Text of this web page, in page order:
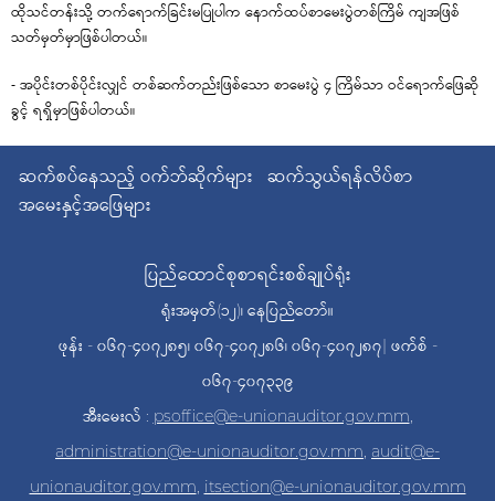
ထိုသင်တန်းသို့ တက်ရောက်ခြင်းမပြုပါက နောက်ထပ်စာမေးပွဲတစ်ကြိမ် ကျအဖြစ်
သတ်မှတ်မှာဖြစ်ပါတယ်။
- အပိုင်းတစ်ပိုင်းလျှင် တစ်ဆက်တည်းဖြစ်သော စာမေးပွဲ ၄ ကြိမ်သာ ဝင်ရောက်ဖြေဆို
ခွင့် ရရှိမှာဖြစ်ပါတယ်။
ဆက်စပ်နေသည့် ဝက်ဘ်ဆိုက်များ ဆက်သွယ်ရန်လိပ်စာ
အမေးနှင့်အဖြေများ
ပြည်ထောင်စုစာရင်းစစ်ချုပ်ရုံး
ရုံးအမှတ်(၁၂)၊ နေပြည်တော်။
ဖုန်း - ၀၆၇-၄၀၇၂၈၅၊ ၀၆၇-၄၀၇၂၈၆၊ ၀၆၇-၄၀၇၂၈၇| ဖက်စ် -
၀၆၇-၄၀၇၃၃၉
အီးမေးလ် : psoffice@e-unionauditor.gov.mm,
administration@e-unionauditor.gov.mm, audit@e-
unionauditor.gov.mm, itsection@e-unionauditor.gov.mm